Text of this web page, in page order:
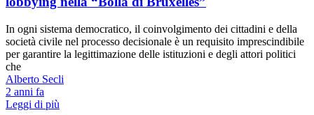
In ogni sistema democratico, il coinvolgimento dei cittadini e della
società civile nel processo decisionale è un requisito imprescindibile
per garantire la legittimazione delle istituzioni e degli attori politici
che
Alberto Secli
2 anni fa
Leggi di più